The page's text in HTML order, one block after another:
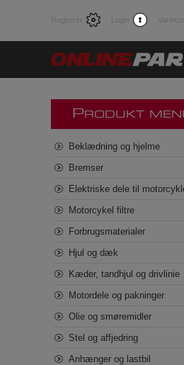
Registrér Login Varekurv
P RODUKT
Beklædning og hjelme
Bremser
Elektriske dele til
Motorcykel filtre
Forbrugsmaterialer
Hjul og dæk
Kæder, tandhjul og drivlinie
Motordele og pakninger
Olie og smøremidler
Stel og affjedring
Anhænger og lastbil